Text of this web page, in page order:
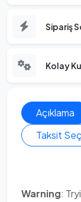
Sipariş
Kolay
Açıklama
Taksit
Warning: